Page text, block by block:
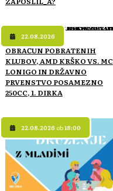
22.08.2026
OBRAČUN POBRATENIH
KLUBOV, AMD KRŠKO VS. MC
LONIGO IN DRŽAVNO
PRVENSTVO POSAMEZNO
250CC, 1. DIRKA
22.08.2026 ob18:00